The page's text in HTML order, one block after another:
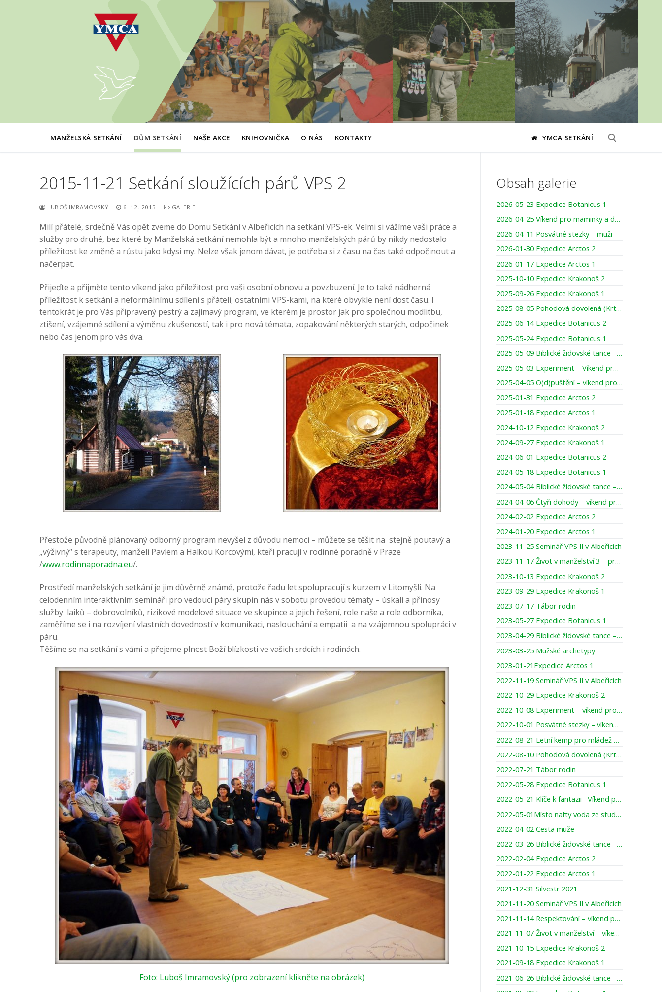
MANŽELSKÁ SETKÁNÍ DŮM SETKÁNÍ NAŠE AKCE KNIHOVNIČKA O NÁS KONTAKTY YMCA SETKÁNÍ
Hledat:
2015-11-21 Setkání sloužících párů VPS 2
LUBOŠ IMRAMOVSKÝ 6. 12. 2015 GALERIE
Milí přátelé, srdečně Vás opět zveme do Domu Setkání v Albeřicích na setkání VPS-ek. Velmi si vážíme vaši práce a
služby pro druhé, bez které by Manželská setkání nemohla být a mnoho manželských párů by nikdy nedostalo
příležitost ke změně a růstu jako kdysi my. Nelze však jenom dávat, je potřeba si z času na čas také odpočinout a
načerpat.
Přijeďte a přijměte tento víkend jako příležitost pro vaši osobní obnovu a povzbuzení. Je to také nádherná
příležitost k setkání a neformálnímu sdílení s přáteli, ostatními VPS-kami, na které obvykle není dost času. I
tentokrát je pro Vás připravený pestrý a zajímavý program, ve kterém je prostor jak pro společnou modlitbu,
ztišení, vzájemné sdílení a výměnu zkušeností, tak i pro nová témata, zopakování některých starých, odpočinek
nebo čas jenom pro vás dva.
Přestože původně plánovaný odborný program nevyšel z důvodu nemoci – můžete se těšit na stejně poutavý a
„výživný“ s terapeuty, manželi Pavlem a Halkou Korcovými, kteří pracují v rodinné poradně v Praze
/www.rodinnaporadna.eu/.
Prostředí manželských setkání je jim důvěrně známé, protože řadu let spolupracují s kurzem v Litomyšli. Na
celodenním interaktivním semináři pro vedoucí páry skupin nás v sobotu provedou tématy – úskalí a přínosy
služby laiků – dobrovolníků, rizikové modelové situace ve skupince a jejich řešení, role naše a role odborníka,
zaměříme se i na rozvíjení vlastních dovedností v komunikaci, naslouchání a empatii a na vzájemnou spolupráci v
páru.
Těšíme se na setkání s vámi a přejeme plnost Boží blízkosti ve vašich srdcích i rodinách.
Foto: Luboš Imramovský (pro zobrazení klikněte na obrázek)
Obsah galerie
2026-05-23 Expedice Botanicus 1
2026-04-25 Víkend pro maminky a dcery – pojďme společně tvořit, smát se, darovat si čas
2026-04-11 Posvátné stezky – muži
2026-01-30 Expedice Arctos 2
2026-01-17 Expedice Arctos 1
2025-10-10 Expedice Krakonoš 2
2025-09-26 Expedice Krakonoš 1
2025-08-05 Pohodová dovolená (Krtci)
2025-06-14 Expedice Botanicus 2
2025-05-24 Expedice Botanicus 1
2025-05-09 Biblické židovské tance – prodloužený víkend pro ženy
2025-05-03 Experiment – Víkend pro táty s teenagery
2025-04-05 O(d)puštění – víkend pro muže
2025-01-31 Expedice Arctos 2
2025-01-18 Expedice Arctos 1
2024-10-12 Expedice Krakonoš 2
2024-09-27 Expedice Krakonoš 1
2024-06-01 Expedice Botanicus 2
2024-05-18 Expedice Botanicus 1
2024-05-04 Biblické židovské tance – víkend pro ženy
2024-04-06 Čtyři dohody – víkend pro muže
2024-02-02 Expedice Arctos 2
2024-01-20 Expedice Arctos 1
2023-11-25 Seminář VPS II v Albeřicích
2023-11-17 Život v manželství 3 – prodloužený víkend pro muže
2023-10-13 Expedice Krakonoš 2
2023-09-29 Expedice Krakonoš 1
2023-07-17 Tábor rodin
2023-05-27 Expedice Botanicus 1
2023-04-29 Biblické židovské tance – víkend pro ženy
2023-03-25 Mužské archetypy
2023-01-21Expedice Arctos 1
2022-11-19 Seminář VPS II v Albeřicích
2022-10-29 Expedice Krakonoš 2
2022-10-08 Experiment – víkend pro otce se staršími dětmi
2022-10-01 Posvátné stezky – víkend pro ženy
2022-08-21 Letní kemp pro mládež YMCA
2022-08-10 Pohodová dovolená (Krtci)
2022-07-21 Tábor rodin
2022-05-28 Expedice Botanicus 1
2022-05-21 Klíče k fantazii –Víkend pro maminky a dcery
2022-05-01Místo nafty voda ze studny
2022-04-02 Cesta muže
2022-03-26 Biblické židovské tance – víkend pro ženy
2022-02-04 Expedice Arctos 2
2022-01-22 Expedice Arctos 1
2021-12-31 Silvestr 2021
2021-11-20 Seminář VPS II v Albeřicích
2021-11-14 Respektování – víkend pro ženy
2021-11-07 Život v manželství – víkend pro muže
2021-10-15 Expedice Krakonoš 2
2021-09-18 Expedice Krakonoš 1
2021-06-26 Biblické židovské tance – víkend pro ženy